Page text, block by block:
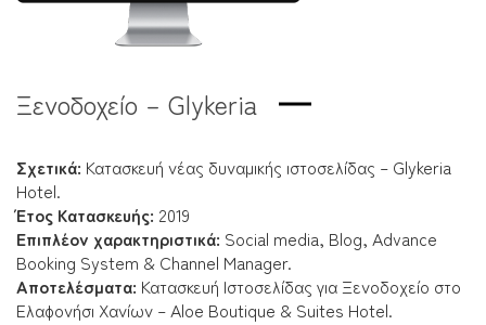
Ξενοδοχείο – Glykeria
Σχετικά: Κατασκευή νέας δυναμικής ιστοσελίδας – Glykeria
Hotel.
Έτος Κατασκευής: 2019
Επιπλέον χαρακτηριστικά: Social media, Blog, Advance
Booking System & Channel Manager.
Αποτελέσματα: Κατασκευή Ιστοσελίδας για Ξενοδοχείο στο
Ελαφονήσι Χανίων – Aloe Boutique & Suites Hotel.